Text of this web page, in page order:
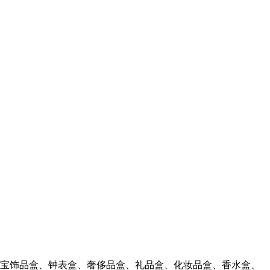
品盒、钟表盒、奢侈品盒、礼品盒、化妆品盒、香水盒、